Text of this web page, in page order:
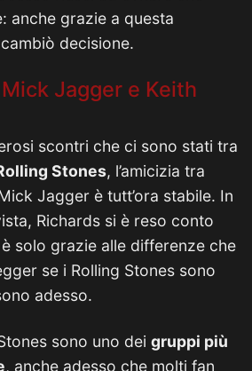
anche grazie a questa
decisione.
Mick Jagger e Keith
scontri che ci sono stati tra
Stones, l’amicizia tra
Jagger è tutt’ora stabile. In
Richards si è reso conto
solo grazie alle differenze che
se i Rolling Stones sono
adesso.
sono uno dei gruppi più
, anche adesso che molti fan